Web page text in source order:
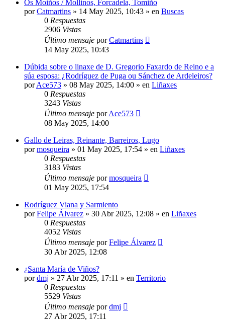
Os Moiños / Mollinos, Forcadela, Tomiño
porCatmartins » 14 May 2025, 10:43 » en Buscas
0 Respuestas
2906 Vistas
Último mensaje porCatmartins
14 May 2025, 10:43
Dúbida sobre o linaxe de D. Gregorio Faxardo de Reino e a
súa esposa: ¿Rodríguez de Puga ou Sánchez de Ardeleiros?
porAce573 » 08 May 2025, 14:00 » en Liñaxes
0 Respuestas
3243 Vistas
Último mensaje porAce573
08 May 2025, 14:00
Gallo de Leiras, Reinante, Barreiros, Lugo
pormosqueira » 01 May 2025, 17:54 » en Liñaxes
0 Respuestas
3183 Vistas
Último mensaje pormosqueira
01 May 2025, 17:54
Rodríguez Viana y Sarmiento
porFelipe Álvarez » 30 Abr 2025, 12:08 » en Liñaxes
0 Respuestas
4052 Vistas
Último mensaje porFelipe Álvarez
30 Abr 2025, 12:08
¿Santa María de Viños?
pordmj » 27 Abr 2025, 17:11 » en Territorio
0 Respuestas
5529 Vistas
Último mensaje pordmj
27 Abr 2025, 17:11